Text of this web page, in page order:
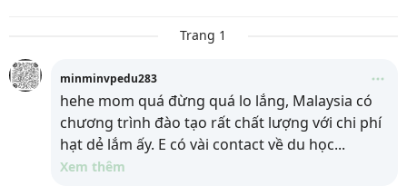
Trang 1
minminvpedu283
hehe mom quá đừng quá lo lắng, Malaysia có
chương trình đào tạo rất chất lượng với chi phí
hạt dẻ lắm ấy. E có vài contact về du học...
Xem thêm